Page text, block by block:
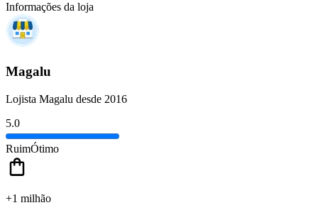
Informações da loja
Magalu
Lojista Magalu desde 2016
5.0
RuimÓtimo
+1 milhão